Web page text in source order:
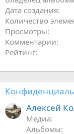
Дата создания
Количество
Просмотры
Комментарии
Рейтинг
Алексей
Медиа
Альбомы